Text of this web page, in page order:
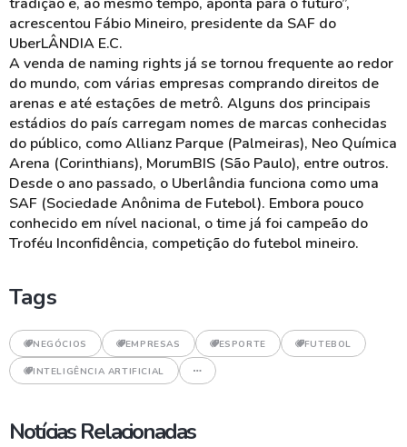
acrescentou Fábio Mineiro, presidente da SAF do
UberLÂNDIA E.C.
A venda de naming rights já se tornou frequente ao redor
do mundo, com várias empresas comprando direitos de
arenas e até estações de metrô. Alguns dos principais
estádios do país carregam nomes de marcas conhecidas
do público, como Allianz Parque (Palmeiras), Neo Química
Arena (Corinthians), MorumBIS (São Paulo), entre outros.
Desde o ano passado, o Uberlândia funciona como uma
SAF (Sociedade Anônima de Futebol). Embora pouco
conhecido em nível nacional, o time já foi campeão do
Troféu Inconfidência, competição do futebol mineiro.
Tags
NEGÓCIOS EMPRESAS ESPORTE FUTEBOL
INTELIGÊNCIA ARTIFICIAL
Notícias Relacionadas